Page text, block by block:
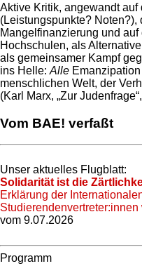
Aktive Kritik, angewandt auf
(Leistungspunkte?
Mangelfinanzierung und
Hochschulen, als
als gemeinsamer Kampf
ins Helle: Alle
menschlichen Welt, der
(Karl Marx, „Zur
Vom BAE! verfaßt
Unser aktuelles Flugblatt:
Solidarität ist die
Erklärung der
vom 9.07.2026
Programm